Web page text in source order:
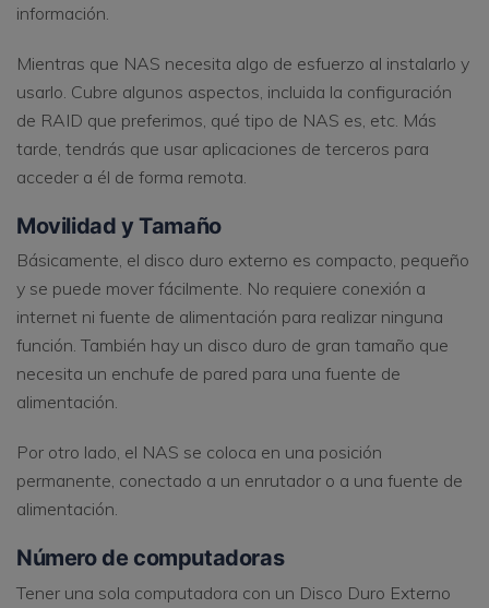
información.
Mientras que NAS necesita algo de esfuerzo al instalarlo y
usarlo. Cubre algunos aspectos, incluida la configuración
de RAID que preferimos, qué tipo de NAS es, etc. Más
tarde, tendrás que usar aplicaciones de terceros para
acceder a él de forma remota.
Movilidad y Tamaño
Básicamente, el disco duro externo es compacto, pequeño
y se puede mover fácilmente. No requiere conexión a
internet ni fuente de alimentación para realizar ninguna
función. También hay un disco duro de gran tamaño que
necesita un enchufe de pared para una fuente de
alimentación.
Por otro lado, el NAS se coloca en una posición
permanente, conectado a un enrutador o a una fuente de
alimentación.
Número de computadoras
Tener una sola computadora con un Disco Duro Externo